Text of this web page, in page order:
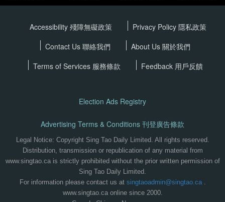
Accessibility 殘障無礙政策 Privacy Policy 隱私政策
Contact Us 聯絡我們
About Us 關於我們
Terms of Services 服務條款 Feedback 用戶反饋
Election Ads Registry
Advertising Terms & Conditions 刊登廣告條款
Legal Notice: Copyright Sing Tao Daily Limited. All rights reserved.
Distribution, transmission or republication of any material from
www.singtao.ca is strictly prohibited without the prior written permission of
Sing Tao Daily Limited.
For information please contact us at singtaoadmin@singtao.ca.
www.singtao.ca online since 2000.